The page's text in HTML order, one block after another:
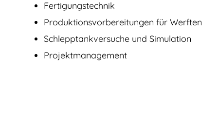
Fertigungstechnik
Produktions­vorbereitungen für Werften
Schlepptankversuche und Simulation
Projektmanagement